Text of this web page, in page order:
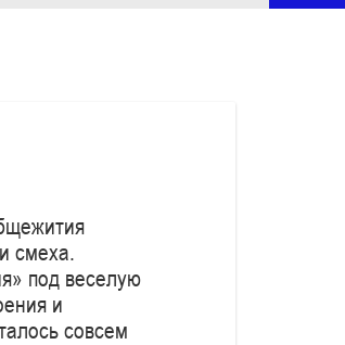
смеха.
под веселую
и
совсем